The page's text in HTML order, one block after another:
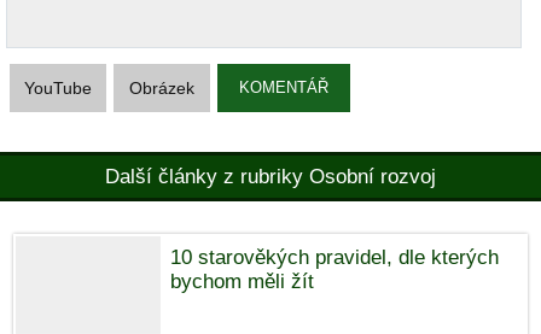
YouTube Obrázek KOMENTÁŘ
Další články z rubriky Osobní rozvoj
10 starověkých pravidel, dle kterých
bychom měli žít